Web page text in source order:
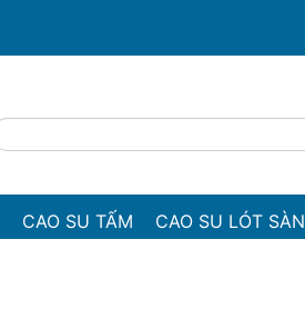
CAO SU TẤM CAO SU LÓT SÀN